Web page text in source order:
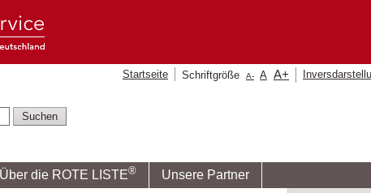
Über die ROTE LISTE® Unsere Partner
Startseite Schriftgröße A- A A+